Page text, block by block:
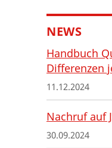
NEWS
Handbuch
Differenzen
11.12.2024
Nachruf auf
30.09.2024